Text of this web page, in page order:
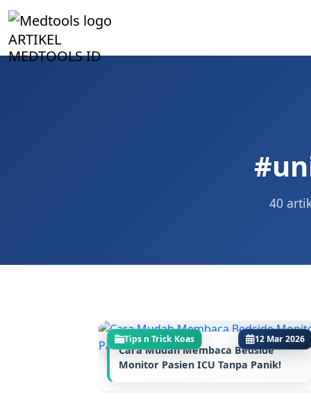
ARTIKEL
MEDTOOLS ID
40
Tips n Trick Koas 12 Mar 2026
Cara Mudah Membaca Bedside
Monitor Pasien ICU Tanpa Panik!